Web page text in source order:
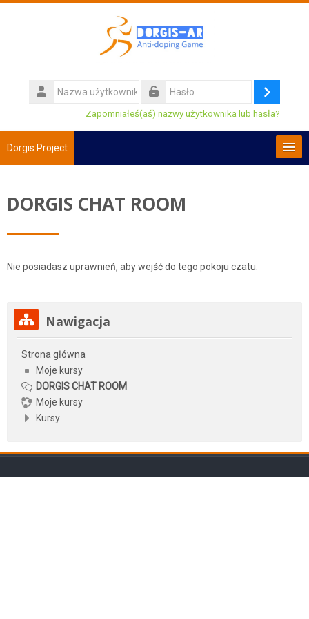
Nazwa
użytkownika
Zaloguj
Zapomniałeś(aś) nazwy użytkownika lub hasła?
Dorgis Project
Wyszukaj
DORGIS CHAT ROOM
Nie posiadasz uprawnień, aby wejść do tego pokoju czatu.
Pomiń Nawigacja
Nawigacja
Strona główna
Moje kursy
DORGIS CHAT ROOM
Moje kursy
Kursy